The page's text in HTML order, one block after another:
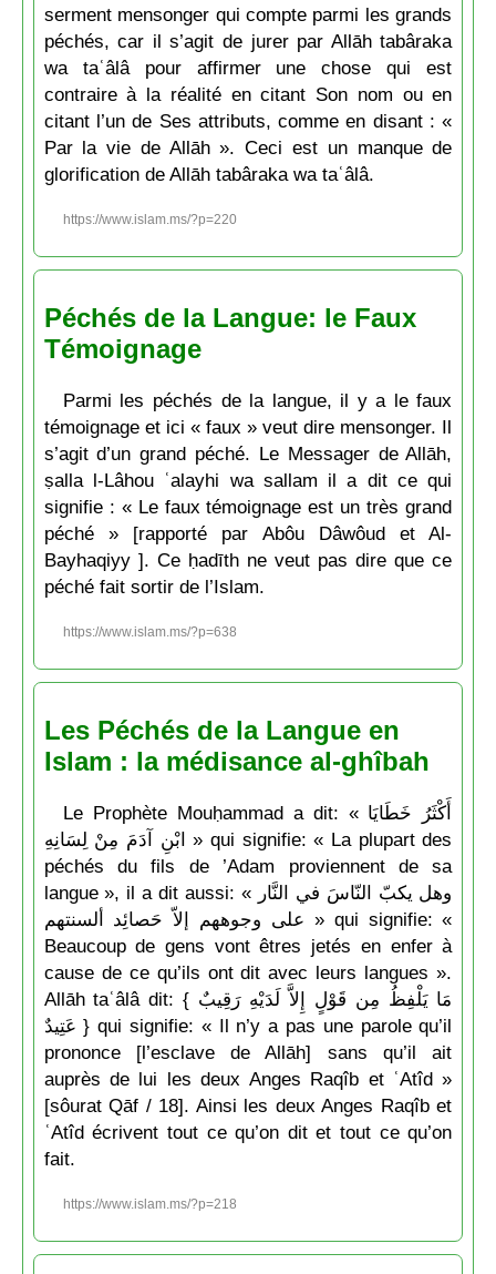
serment mensonger qui compte parmi les grands
péchés, car il s’agit de jurer par Allāh tabâraka
wa taʿâlâ pour affirmer une chose qui est
contraire à la réalité en citant Son nom ou en
citant l’un de Ses attributs, comme en disant : «
Par la vie de Allāh ». Ceci est un manque de
glorification de Allāh tabâraka wa taʿâlâ.
https://www.islam.ms/?p=220
Péchés de la Langue: le Faux
Témoignage
Parmi les péchés de la langue, il y a le faux
témoignage et ici « faux » veut dire mensonger. Il
s’agit d’un grand péché. Le Messager de Allāh,
ṣalla l-Lâhou ʿalayhi wa sallam il a dit ce qui
signifie : « Le faux témoignage est un très grand
péché » [rapporté par Abôu Dâwôud et Al-
Bayhaqiyy ]. Ce ḥadīth ne veut pas dire que ce
péché fait sortir de l’Islam.
https://www.islam.ms/?p=638
Les Péchés de la Langue en
Islam : la médisance al-ghîbah
Le Prophète Mouḥammad a dit: « أَكْثَرُ خَطَايَا
ابْنِ آدَمَ مِنْ لِسَانِهِ » qui signifie: « La plupart des
péchés du fils de ’Adam proviennent de sa
langue », il a dit aussi: « وهل يكبّ النّاسَ في النَّار
على وجوههم إلاّ حَصائِد ألسنتهم » qui signifie: «
Beaucoup de gens vont êtres jetés en enfer à
cause de ce qu’ils ont dit avec leurs langues ».
Allāh taʿâlâ dit: { مَا يَلْفِظُ مِن قَوْلٍ إِلاَّ لَدَيْهِ رَقِيبٌ
عَتِيدٌ } qui signifie: « Il n’y a pas une parole qu’il
prononce [l’esclave de Allāh] sans qu’il ait
auprès de lui les deux Anges Raqîb et ʿAtîd »
[sôurat Qāf / 18]. Ainsi les deux Anges Raqîb et
ʿAtîd écrivent tout ce qu’on dit et tout ce qu’on
fait.
https://www.islam.ms/?p=218